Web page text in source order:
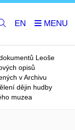
EN
Leoše
opisů
v Archivu
dějin hudby
muzea